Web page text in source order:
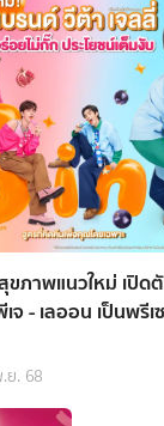
ภาพแนวใหม่ เปิด
จ - เลออน เป็นพรีเ
ย. 68